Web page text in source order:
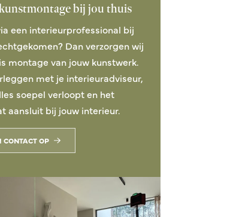
bij jou thuis
een interieurprofessional bij
Dan verzorgen wij
montage van jouw kunstwerk.
met je interieuradviseur,
soepel verloopt en het
aansluit bij jouw interieur.
CONTACT OP